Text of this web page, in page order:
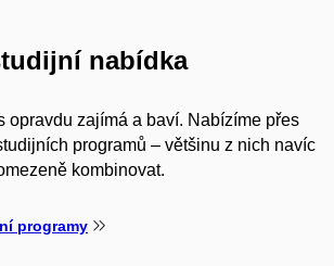
nabídka
opravdu zajímá a baví. Nabízíme přes
programů – většinu z nich navíc
kombinovat.
programy